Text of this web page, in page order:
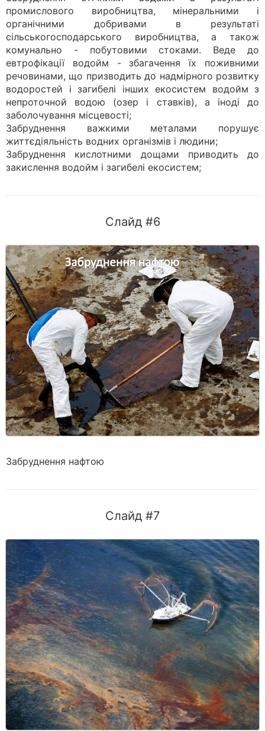
промислового виробництва, мінеральними і
органічними добривами в результаті
сільськогосподарського виробництва, а також
комунально - побутовими стоками. Веде до
евтрофікації водойм - збагачення їх поживними
речовинами, що призводить до надмірного розвитку
водоростей і загибелі інших екосистем водойм з
непроточной водою (озер і ставків), а іноді до
заболочування місцевості;
Забруднення важкими металами порушує
життєдіяльність водних організмів і людини;
Забруднення кислотними дощами приводить до
закислення водойм і загибелі екосистем;
Слайд #6
Забруднення нафтою
Слайд #7